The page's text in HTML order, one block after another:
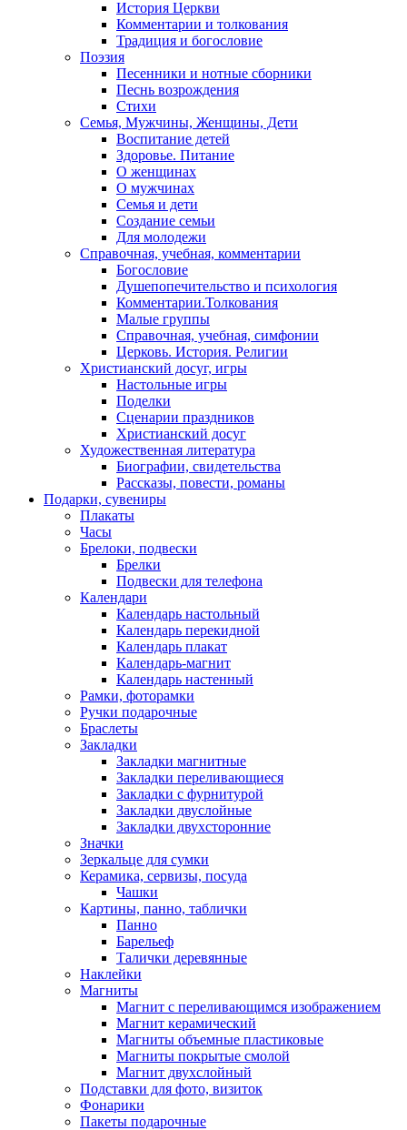
История Церкви
Комментарии и толкования
Традиция и богословие
Поэзия
Песенники и нотные сборники
Песнь возрождения
Стихи
Семья, Мужчины, Женщины, Дети
Воспитание детей
Здоровье. Питание
О женщинах
О мужчинах
Семья и дети
Создание семьи
Для молодежи
Справочная, учебная, комментарии
Богословие
Душепопечительство и психология
Комментарии.Толкования
Малые группы
Справочная, учебная, симфонии
Церковь. История. Религии
Христианский досуг, игры
Настольные игры
Поделки
Сценарии праздников
Христианский досуг
Художественная литература
Биографии, свидетельства
Рассказы, повести, романы
Подарки, сувениры
Плакаты
Часы
Брелоки, подвески
Брелки
Подвески для телефона
Календари
Календарь настольный
Календарь перекидной
Календарь плакат
Календарь-магнит
Календарь настенный
Рамки, фоторамки
Ручки подарочные
Браслеты
Закладки
Закладки магнитные
Закладки переливающиеся
Закладки с фурнитурой
Закладки двуслойные
Закладки двухсторонние
Значки
Зеркальце для сумки
Керамика, сервизы, посуда
Чашки
Картины, панно, таблички
Панно
Барельеф
Талички деревянные
Наклейки
Магниты
Магнит с переливающимся изображением
Магнит керамический
Магниты объемные пластиковые
Магниты покрытые смолой
Магнит двухслойный
Подставки для фото, визиток
Фонарики
Пакеты подарочные